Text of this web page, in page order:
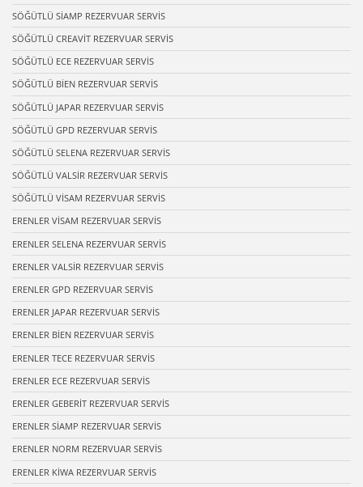
SÖĞÜTLÜ SİAMP REZERVUAR SERVİS
SÖĞÜTLÜ CREAVİT REZERVUAR SERVİS
SÖĞÜTLÜ ECE REZERVUAR SERVİS
SÖĞÜTLÜ BİEN REZERVUAR SERVİS
SÖĞÜTLÜ JAPAR REZERVUAR SERVİS
SÖĞÜTLÜ GPD REZERVUAR SERVİS
SÖĞÜTLÜ SELENA REZERVUAR SERVİS
SÖĞÜTLÜ VALSİR REZERVUAR SERVİS
SÖĞÜTLÜ VİSAM REZERVUAR SERVİS
ERENLER VİSAM REZERVUAR SERVİS
ERENLER SELENA REZERVUAR SERVİS
ERENLER VALSİR REZERVUAR SERVİS
ERENLER GPD REZERVUAR SERVİS
ERENLER JAPAR REZERVUAR SERVİS
ERENLER BİEN REZERVUAR SERVİS
ERENLER TECE REZERVUAR SERVİS
ERENLER ECE REZERVUAR SERVİS
ERENLER GEBERİT REZERVUAR SERVİS
ERENLER SİAMP REZERVUAR SERVİS
ERENLER NORM REZERVUAR SERVİS
ERENLER KİWA REZERVUAR SERVİS